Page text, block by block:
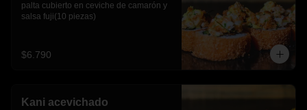
palta cubierto en ceviche de camarón y
salsa fuji(10 piezas)
$6.790
Kani acevichado